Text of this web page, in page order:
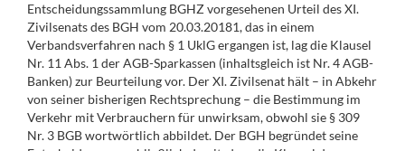
Entscheidungssammlung BGHZ vorgesehenen Urteil des XI.
Zivilsenats des BGH vom 20.03.20181, das in einem
Verbandsverfahren nach § 1 UklG ergangen ist, lag die Klausel
Nr. 11 Abs. 1 der AGB-Sparkassen (inhaltsgleich ist Nr. 4 AGB-
Banken) zur Beurteilung vor. Der XI. Zivilsenat hält – in Abkehr
von seiner bisherigen Rechtsprechung – die Bestimmung im
Verkehr mit Verbrauchern für unwirksam, obwohl sie § 309
Nr. 3 BGB wortwörtlich abbildet. Der BGH begründet seine